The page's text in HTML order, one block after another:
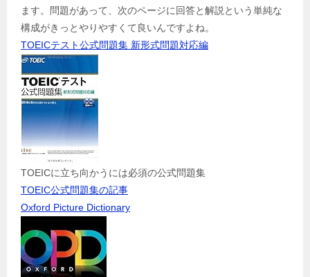
ます。問題があって、次のページに回答と解説という単純な
構成がきっとやりやすくて良いんですよね。
TOEICテスト公式問題集 新形式問題対応編
TOEICに立ち向かうには必須の公式問題集
TOEIC公式問題集の記事
Oxford Picture Dictionary